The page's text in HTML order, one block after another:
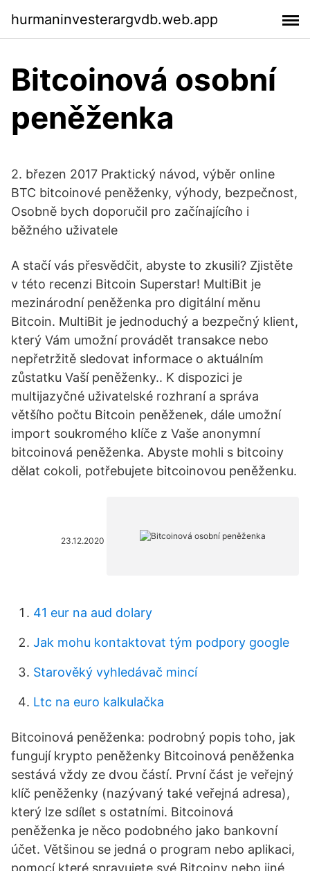
hurmaninvesterargvdb.web.app
Bitcoinová osobní
peněženka
2. březen 2017 Praktický návod, výběr online
BTC bitcoinové peněženky, výhody, bezpečnost,
Osobně bych doporučil pro začínajícího i
běžného uživatele
A stačí vás přesvědčit, abyste to zkusili? Zjistěte
v této recenzi Bitcoin Superstar! MultiBit je
mezinárodní peněženka pro digitální měnu
Bitcoin. MultiBit je jednoduchý a bezpečný klient,
který Vám umožní provádět transakce nebo
nepřetržitě sledovat informace o aktuálním
zůstatku Vaší peněženky.. K dispozici je
multijazyčné uživatelské rozhraní a správa
většího počtu Bitcoin peněženek, dále umožní
import soukromého klíče z Vaše anonymní
bitcoinová peněženka. Abyste mohli s bitcoiny
dělat cokoli, potřebujete bitcoinovou peněženku.
23.12.2020
41 eur na aud dolary
Jak mohu kontaktovat tým podpory google
Starověký vyhledávač mincí
Ltc na euro kalkulačka
Bitcoinová peněženka: podrobný popis toho, jak
fungují krypto peněženky Bitcoinová peněženka
sestává vždy ze dvou částí. První část je veřejný
klíč peněženky (nazývaný také veřejná adresa),
který lze sdílet s ostatními. Bitcoinová
peněženka je něco podobného jako bankovní
účet. Většinou se jedná o program nebo aplikaci,
pomocí které spravujete své Bitcoiny nebo jiné